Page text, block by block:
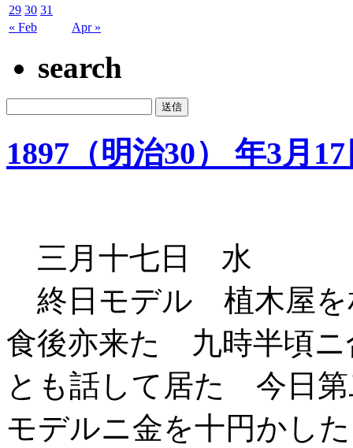
« Feb Apr »
29 30 31
search
1897（明治30） 年3月
三月十七日 水
終日モデル 植木屋を
食後亦来た 九時半頃
とも話して居た 今日
モデルニ金を十円かし